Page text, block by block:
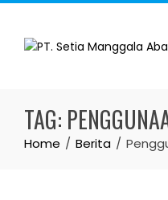
Skip
content
TAG:
Home Berita